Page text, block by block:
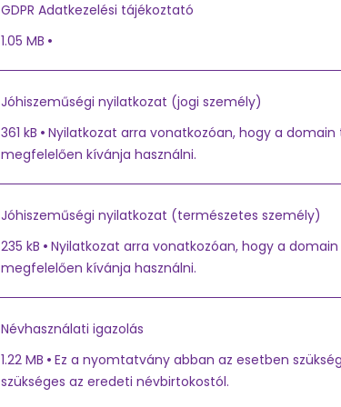
GDPR Adatkezelési tájékoztató
1.05 MB
Jóhiszeműségi nyilatkozat (jogi személy)
361 kB
Nyilatkozat arra vonatkozóan, hogy a
megfelelően kívánja használni.
Jóhiszeműségi nyilatkozat (természetes személy)
235 kB
Nyilatkozat arra vonatkozóan, hogy a
megfelelően kívánja használni.
Névhasználati igazolás
1.22 MB
Ez a nyomtatvány abban az esetben
szükséges az eredeti névbirtokostól.